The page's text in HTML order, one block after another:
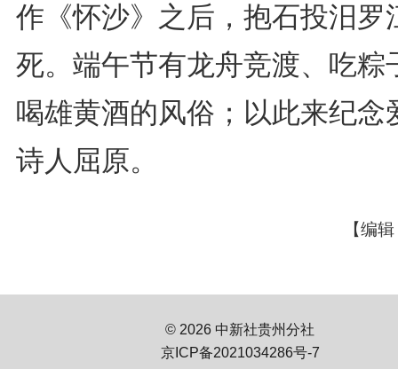
作《怀沙》之后，抱石投汨罗
死。端午节有龙舟竞渡、吃粽
喝雄黄酒的风俗；以此来纪念
诗人屈原。
【编
© 2026 中新社贵州分社
京ICP备2021034286号-7